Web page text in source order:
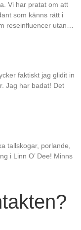
Vi har pratat om att
som känns rätt i
reseinfluencer utan…
faktiskt jag glidit in
Jag har badat! Det
tallskogar, porlande,
i Linn O’ Dee! Minns